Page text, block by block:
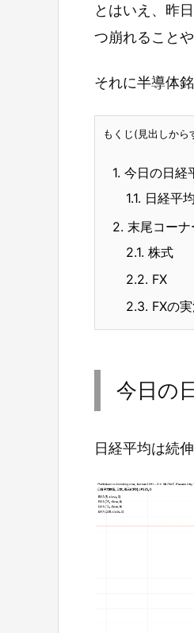
とはいえ、昨
つ崩れることや
それに半導体
もくじ(見出しから
1. 今日の日経
1.1. 日経平
2. 末尾コー
2.1. 株式
2.2. FX
2.3. FXの
今日の
日経平均は続伸